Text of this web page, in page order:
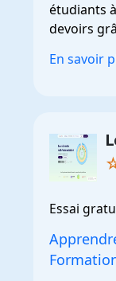
étudiants
devoirs
En savoir
Essai